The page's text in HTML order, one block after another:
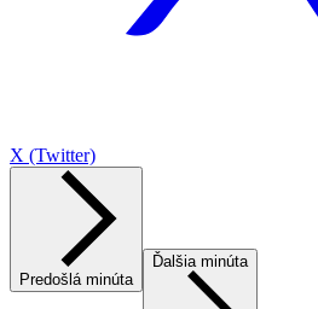
X (Twitter)
Predošlá minúta
Ďalšia minúta